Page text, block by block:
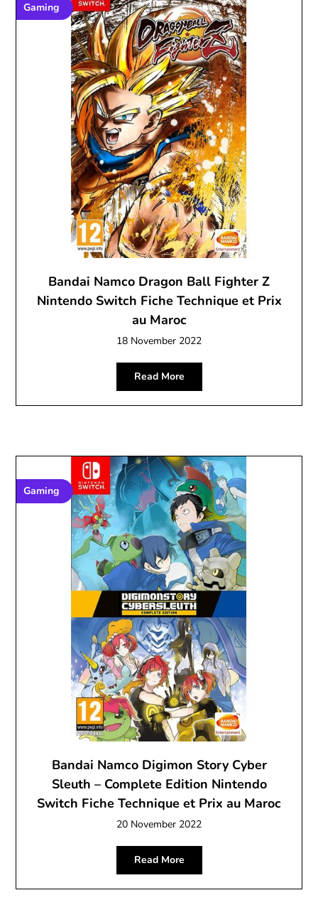
Gaming
Bandai Namco Dragon Ball Fighter Z
Nintendo Switch Fiche Technique et Prix
au Maroc
18 November 2022
Read More
Gaming
Bandai Namco Digimon Story Cyber
Sleuth – Complete Edition Nintendo
Switch Fiche Technique et Prix au Maroc
20 November 2022
Read More